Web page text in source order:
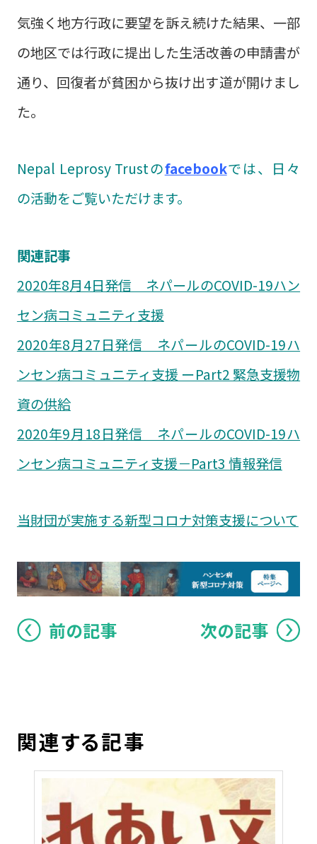
気強く地方行政に要望を訴え続けた結果、一部
の地区では行政に提出した生活改善の申請書が
通り、回復者が貧困から抜け出す道が開けまし
た。
Nepal Leprosy Trustのfacebookでは、日々
の活動をご覧いただけます。
関連記事
2020年8月4日発信 ネパールのCOVID-19ハン
セン病コミュニティ支援
2020年8月27日発信 ネパールのCOVID-19ハ
ンセン病コミュニティ支援 ーPart2 緊急支援物
資の供給
2020年9月18日発信 ネパールのCOVID-19ハ
ンセン病コミュニティ支援－Part3 情報発信
当財団が実施する新型コロナ対策支援について
前の記事 次の記事
関連する記事